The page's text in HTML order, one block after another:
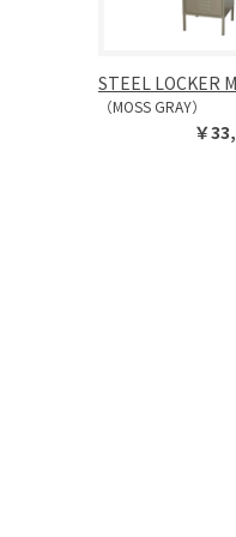
STEEL LOCKER
（MOSS GRAY）
￥